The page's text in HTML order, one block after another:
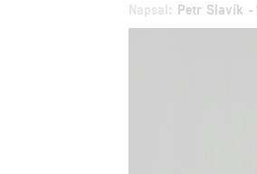
Napsal: Petr Slavík -